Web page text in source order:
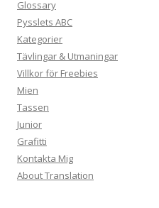
Glossary
Pysslets ABC
Kategorier
Tävlingar & Utmaningar
Villkor för Freebies
Mien
Tassen
Junior
Grafitti
Kontakta Mig
About Translation